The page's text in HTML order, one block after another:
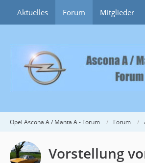
Aktuelles Forum Mitglieder
Opel Ascona A / Manta A - Forum Forum
Vorstellung